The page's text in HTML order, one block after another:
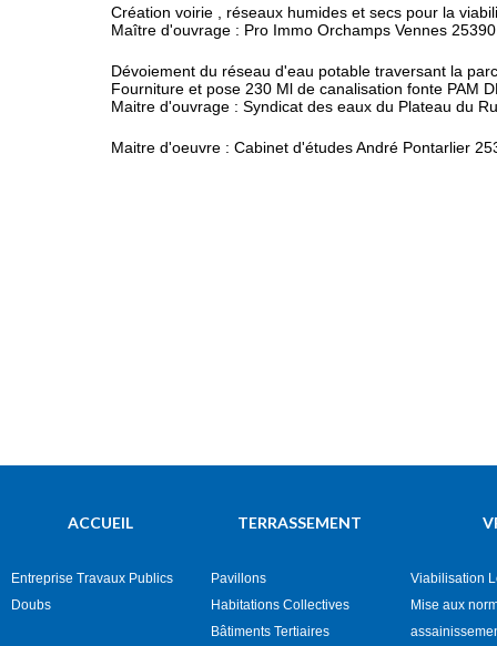
Création voirie , réseaux humides et secs pour la
Maître d'ouvrage : Pro Immo Orchamps Vennes 25390
Dévoiement du réseau d'eau potable traversant la
Fourniture et pose 230 Ml de canalisation fonte PAM
Maitre d'ouvrage : Syndicat des eaux du Plateau du
Maitre d'oeuvre : Cabinet d'études André Pontarlier
ACCUEIL
Entreprise Travaux Publics
Doubs
TERRASSEMENT
Pavillons
Habitations Collectives
Bâtiments Tertiaires
Viabilisation
Mise aux